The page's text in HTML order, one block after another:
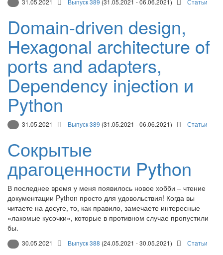
Domain-driven design,
Hexagonal architecture of
ports and adapters,
Dependency injection и
Python
31.05.2021 Выпуск 389 (31.05.2021 - 06.06.2021) Статьи
Сокрытые
драгоценности Python
В последнее время у меня появилось новое хобби – чтение
документации Python просто для удовольствия! Когда вы
читаете на досуге, то, как правило, замечаете интересные
«лакомые кусочки», которые в противном случае пропустили
бы.
30.05.2021 Выпуск 388 (24.05.2021 - 30.05.2021) Статьи